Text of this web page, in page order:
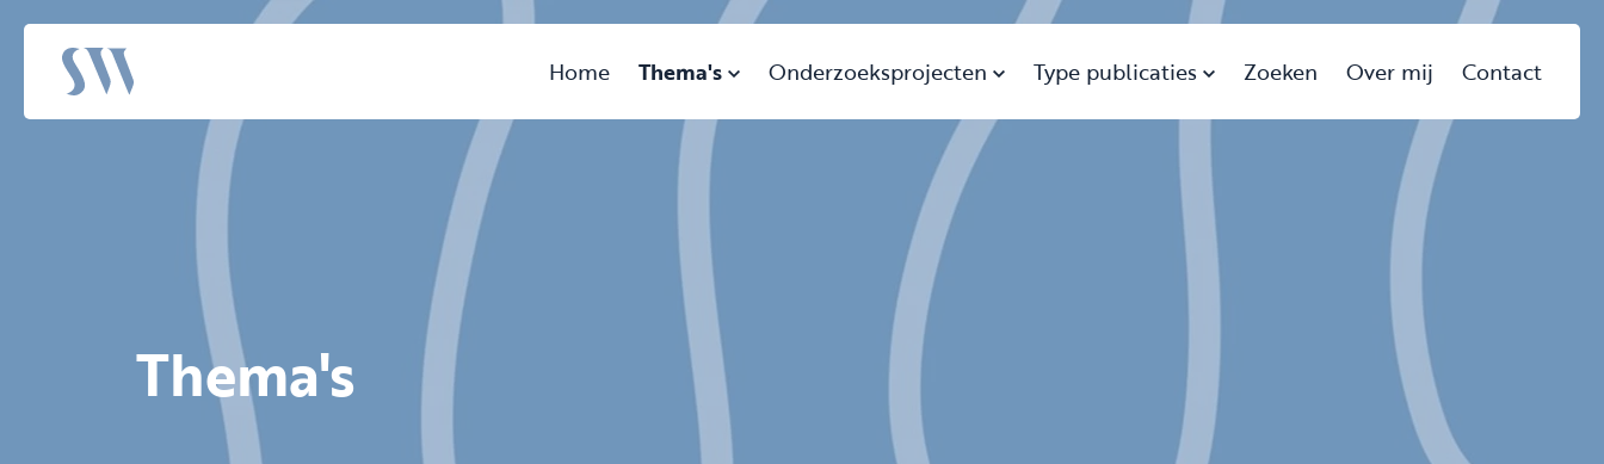
Home Thema's Onderzoeksprojecten Type publicaties Zoeken Over mij Contact
Thema's